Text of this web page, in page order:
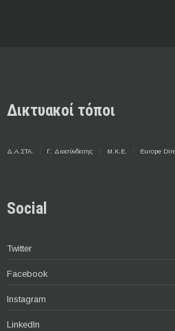
Δικτυακοί τόποι
Δ.Α.ΣΤΑ. Γ. Διασύνδεσης Μ.Κ.Ε. Europe
Social
Twitter
Facebook
Instagram
LinkedIn